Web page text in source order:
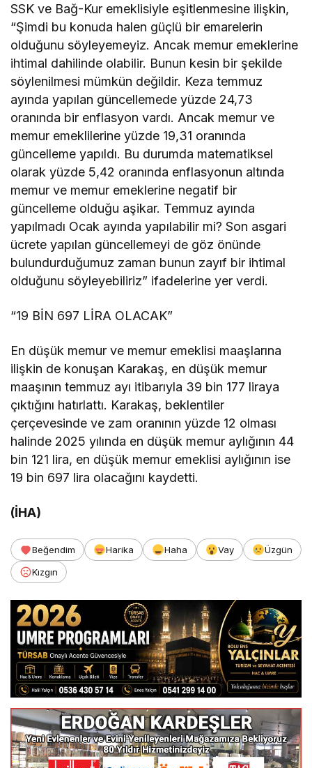
SSK ve Bağ-Kur emeklisiyle eşitlenmesine ilişkin,
“Şimdi bu konuda halen güçlü bir emarelerin
olduğunu söyleyemeyiz. Ancak memur emeklerine
ihtimal dahilinde olabilir. Bunun kesin bir şekilde
söylenilmesi mümkün değildir. Keza temmuz
ayında yapılan güncellemede yüzde 24,73
oranında bir enflasyon vardı. Ancak memur ve
memur emeklilerine yüzde 19,31 oranında
güncelleme yapıldı. Bu durumda matematiksel
olarak yüzde 5,42 oranında enflasyonun altında
memur ve memur emeklerine negatif bir
güncelleme olduğu aşikar. Temmuz ayında
yapılmadı Ocak ayında yapılabilir mi? Son asgari
ücrete yapılan güncellemeyi de göz önünde
bulundurduğumuz zaman bunun zayıf bir ihtimal
olduğunu söyleyebiliriz” ifadelerine yer verdi.
“19 BİN 697 LİRA OLACAK”
En düşük memur ve memur emeklisi maaşlarına
ilişkin de konuşan Karakaş, en düşük memur
maaşının temmuz ayı itibarıyla 39 bin 177 liraya
çıktığını hatırlattı. Karakaş, beklentiler
çerçevesinde ve zam oranının yüzde 12 olması
halinde 2025 yılında en düşük memur aylığının 44
bin 121 lira, en düşük memur emeklisi aylığının ise
19 bin 697 lira olacağını kaydetti.
(İHA)
Beğendim Harika Haha Vay
Üzgün
Kızgın